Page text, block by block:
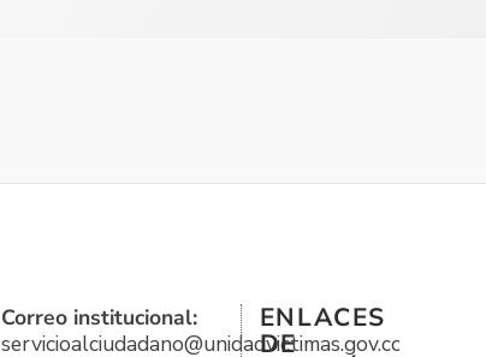
Correo institucional:
servicioalciudadano@unidadvictimas.gov.co
ENLACES
DE